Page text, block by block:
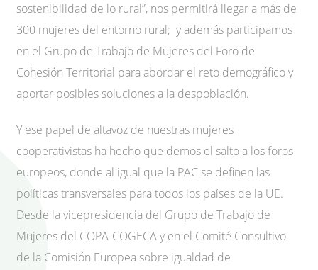
sostenibilidad de lo rural”, nos permitirá llegar a más de
300 mujeres del entorno rural; y además participamos
en el Grupo de Trabajo de Mujeres del Foro de
Cohesión Territorial para abordar el reto demográfico y
aportar posibles soluciones a la despoblación.
Y ese papel de altavoz de nuestras mujeres
cooperativistas ha hecho que demos el salto a los foros
europeos, donde al igual que la PAC se definen las
políticas transversales para todos los países de la UE.
Desde la vicepresidencia del Grupo de Trabajo de
Mujeres del COPA-COGECA y en el Comité Consultivo
de la Comisión Europea sobre igualdad de